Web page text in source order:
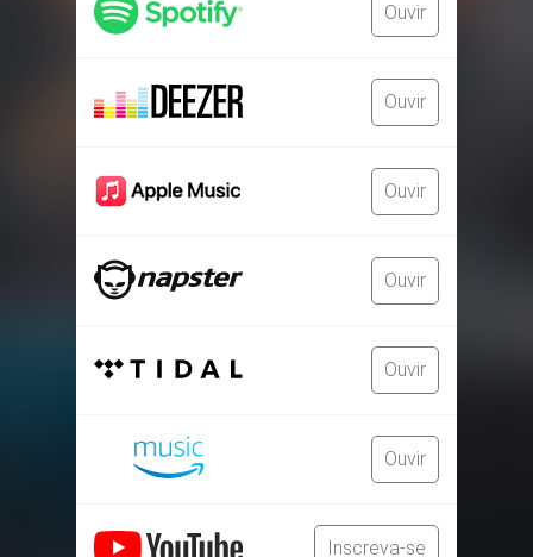
Ouvir
Ouvir
Ouvir
Ouvir
Ouvir
Ouvir
Inscreva-se